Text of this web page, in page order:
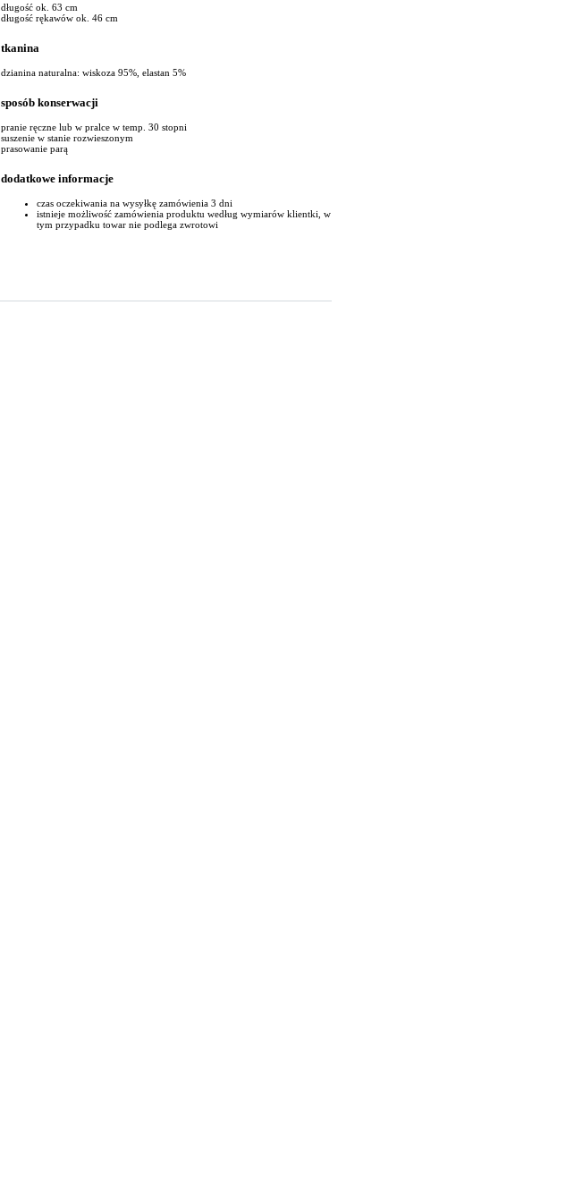
długość ok. 63 cm
długość rękawów ok. 46 cm
tkanina
dzianina naturalna: wiskoza 95%, elastan 5%
sposób konserwacji
pranie ręczne lub w pralce w temp. 30 stopni
suszenie w stanie rozwieszonym
prasowanie parą
dodatkowe informacje
czas oczekiwania na wysyłkę zamówienia 3 dni
istnieje możliwość zamówienia produktu według wymiarów klientki, w
tym przypadku towar nie podlega zwrotowi